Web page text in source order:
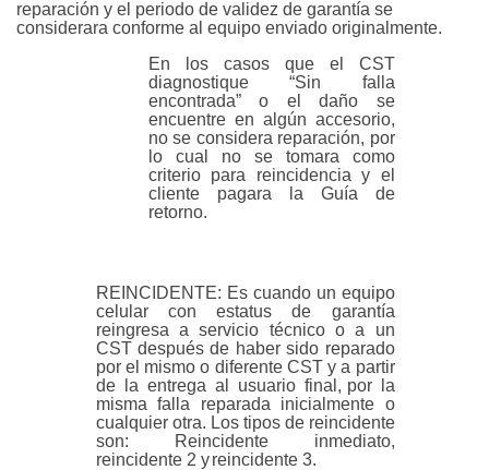
reparación y el periodo de validez de garantía se
considerara conforme al equipo enviado originalmente.
En los casos que el CST
diagnostique “Sin falla
encontrada” o el daño se
encuentre en algún accesorio,
no se considera reparación, por
lo
cual no se tomara
como
criterio
para reincidencia y el
cliente pagara la Guía de
retorno.
REINCIDENTE: Es cuando un equipo
celular con estatus de garantía
reingresa a servicio técnico o a un
CST después de haber sido reparado
por el mismo o diferente CST y a partir
de la entrega al usuario final, por la
misma falla reparada inicialmente o
cualquier otra. Los tipos de reincidente
son:
Reincidente inmediato,
reincidente 2 y reincidente 3.